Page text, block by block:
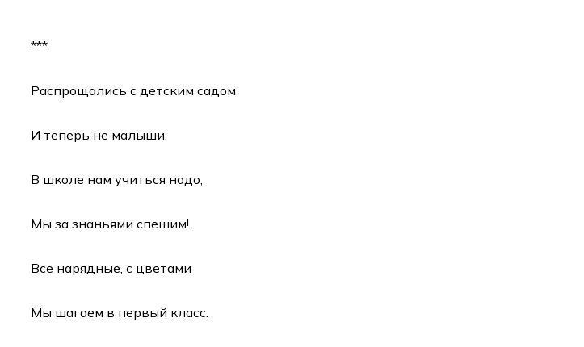
***
Распрощались с детским садом
И теперь не малыши.
В школе нам учиться надо,
Мы за знаньями спешим!
Все нарядные, с цветами
Мы шагаем в первый класс.